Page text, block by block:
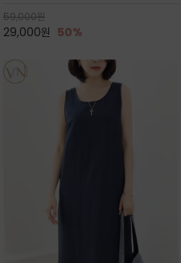
59,000원
29,000원 50%